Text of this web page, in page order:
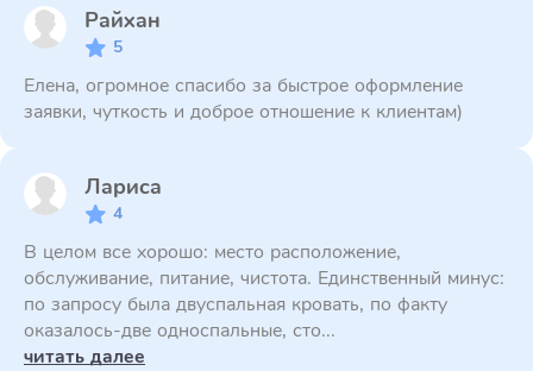
Райхан
5
Елена, огромное спасибо за быстрое оформление
заявки, чуткость и доброе отношение к клиентам)
Лариса
4
В целом все хорошо: место расположение,
обслуживание, питание, чистота. Единственный минус:
по запросу была двуспальная кровать, по факту
оказалось-две односпальные, сто...
читать далее